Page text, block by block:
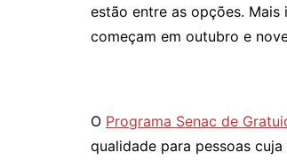
estão entre as opções.
começam em outubro e
O Programa Senac de
qualidade para pessoas